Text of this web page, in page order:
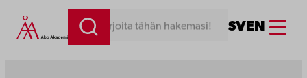
Siirry
sisältöön
Kirjoita tähän hakemasi! SVEN Menu